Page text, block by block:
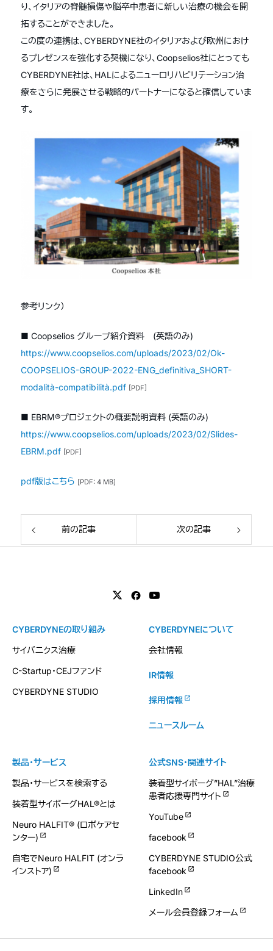
り、イタリアの脊髄損傷や脳卒中患者に新しい治療の機会を開
拓することができました。
この度の連携は、CYBERDYNE社のイタリアおよび欧州におけ
るプレゼンスを強化する契機になり、Coopselios社にとっても
CYBERDYNE社は、HALによるニューロリハビリテーション治
療をさらに発展させる戦略的パートナーになると確信していま
す。
参考リンク）
■ Coopselios グループ紹介資料 (英語のみ)
https://www.coopselios.com/uploads/2023/02/Ok-
COOPSELIOS-GROUP-2022-ENG_definitiva_SHORT-
modalità-compatibilità.pdf [PDF]
■ EBRM®プロジェクトの概要説明資料 (英語のみ)
https://www.coopselios.com/uploads/2023/02/Slides-
EBRM.pdf [PDF]
pdf版はこちら [PDF: 4 MB]
前の記事 次の記事
製品・サービス
製品・サービスを検索する
装着型サイボーグHAL®とは
Neuro HALFIT® (ロボケアセ
ンター)
自宅でNeuro HALFIT (オンラ
インストア)
CYBERDYNEの取り組み
サイバニクス治療
C-Startup・CEJファンド
CYBERDYNE STUDIO
CYBERDYNEについて
会社情報
IR情報
採用情報
ニュースルーム
公式SNS・関連サイト
装着型サイボーグ”HAL”治療
患者応援専門サイト
YouTube
facebook
CYBERDYNE STUDIO公式
facebook
LinkedIn
メール会員登録フォーム